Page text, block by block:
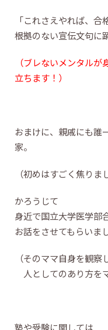
「これさえやれば、
根拠のない宣伝文句に
（ブレないメンタルが
立ちます！）
おまけに、親戚にも誰
家。
（初めはすごく焦りまし
かろうじて
身近で国立大学医学部
お話をさせてもらいま
（そのママ自身を観
人としてのあり方を
塾や受験に関しては